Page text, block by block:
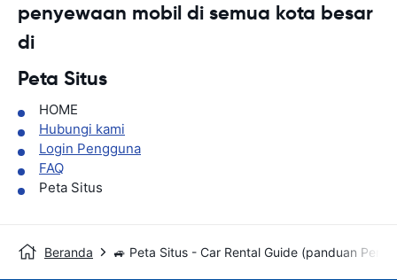
penyewaan mobil di semua kota besar
di
Peta Situs
HOME
Hubungi kami
Login Pengguna
FAQ
Peta Situs
Beranda 🚙 Peta Situs - Car Rental Guide (panduan